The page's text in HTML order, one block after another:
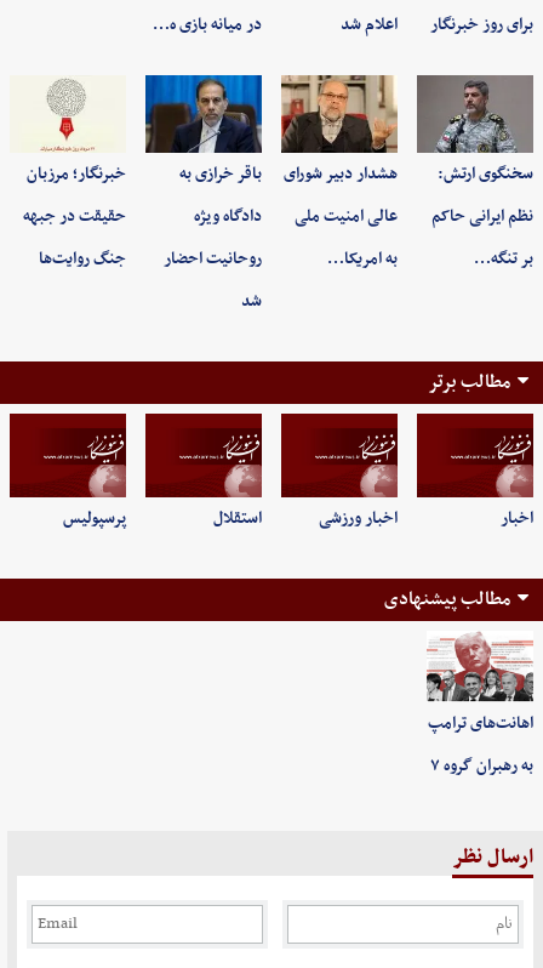
برای روز خبرنگار اعلام شد در میانه بازی ه…
سخنگوی ارتش:
نظم ایرانی حاکم
بر تنگه…
هشدار دبیر شورای
عالی امنیت ملی
به امریکا…
باقر خرازی به
دادگاه ویژه
روحانیت احضار
شد
خبرنگار؛ مرزبان
حقیقت در جبهه
جنگ روایت‌ها
مطالب برتر
اخبار اخبار ورزشی استقلال پرسپولیس
مطالب پیشنهادی
اهانت‌های ترامپ
به رهبران گروه ۷
ارسال نظر